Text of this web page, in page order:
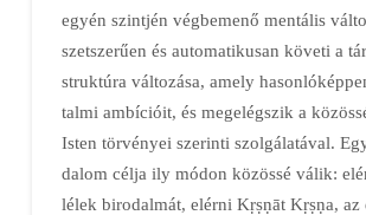
egyén szintjén végbemenő men­tális
szet­szerűen és automati­ku­san kö­ve­ti a
struk­túra vál­to­zása, amely
tal­mi ambí­ci­óit, és meg­­­­­elég­szik a
Isten törvényei szerinti szol­gá­la­tával.
dalom célja ily módon kö­zös­sé válik:
lélek bi­ro­dal­mát, elérni Kṛṣṇāt Kṛṣṇa, az